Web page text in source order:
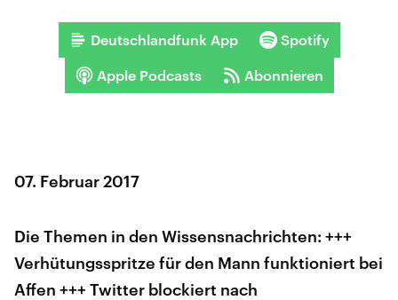
Deutschlandfunk App Spotify
Apple Podcasts Abonnieren
07. Februar 2017
Die Themen in den Wissensnachrichten: +++
Verhütungsspritze für den Mann funktioniert bei
Affen +++ Twitter blockiert nach